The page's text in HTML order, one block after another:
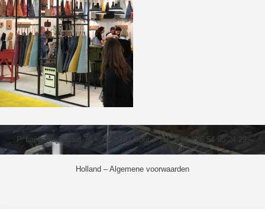
P. Langendijkstraat 74 – 7471 ND Goor – Tel.: +31 (0)6 54 95 24 29 –
Holland –Algemene voorwaarden